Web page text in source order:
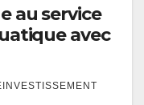
au service
avec